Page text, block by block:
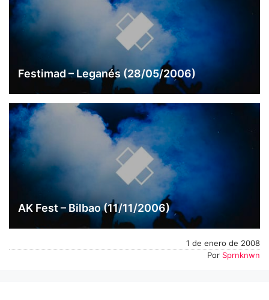
Festimad – Leganés (28/05/2006)
AK Fest – Bilbao (11/11/2006)
1 de enero de 2008
Por Sprnknwn